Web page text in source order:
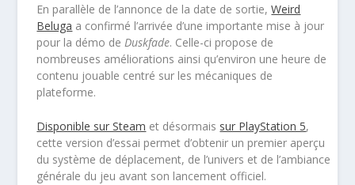
En parallèle de l’annonce de la date de sortie,Weird
Beluga a confirmé l’arrivée d’une importante mise à jour
pour la démo de Duskfade. Celle-ci propose de
nombreuses améliorations ainsi qu’environ une heure de
contenu jouable centré sur les mécaniques de
plateforme.
Disponible sur Steam et désormais sur PlayStation 5,
cette version d’essai permet d’obtenir un premier aperçu
du système de déplacement, de l’univers et de l’ambiance
générale du jeu avant son lancement officiel.